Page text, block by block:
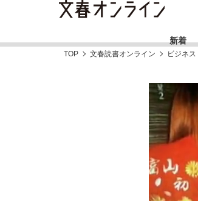
新着
TOP 文春読書オンライン ビジネス